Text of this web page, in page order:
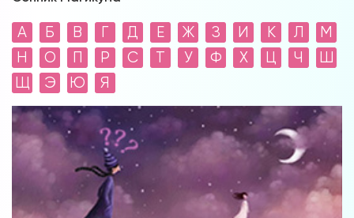
А Б В Г Д Е Ж З И К Л
М
Н
О П Р С Т У Ф Х Ц Ч
Ш
Щ
Э Ю Я